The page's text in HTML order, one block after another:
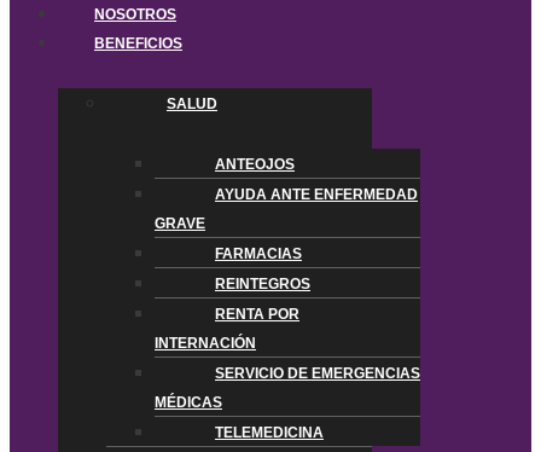
NOSOTROS
BENEFICIOS
SALUD
ANTEOJOS
AYUDA ANTE ENFERMEDAD
GRAVE
FARMACIAS
REINTEGROS
RENTA POR
INTERNACIÓN
SERVICIO DE EMERGENCIAS
MÉDICAS
TELEMEDICINA